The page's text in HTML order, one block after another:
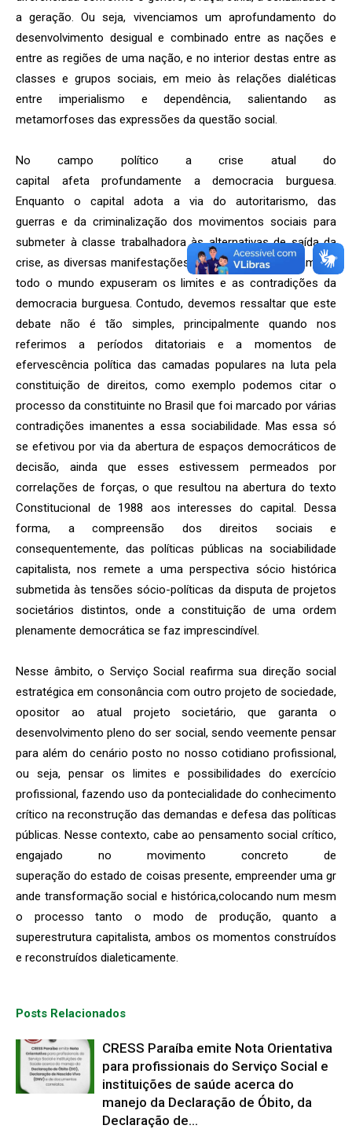
a geração. Ou seja, vivenciamos um aprofundamento do
desenvolvimento desigual e combinado entre as nações e
entre as regiões de uma nação, e no interior destas entre as
classes e grupos sociais, em meio às relações dialéticas
entre imperialismo e dependência, salientando as
metamorfoses das expressões da questão social.
No campo político a crise atual do
capital afeta profundamente a democracia burguesa.
Enquanto o capital adota a via do autoritarismo, das
guerras e da criminalização dos movimentos sociais para
submeter à classe trabalhadora às alternativas de saída da
crise, as diversas manifestações populares que surgiram em
todo o mundo expuseram os limites e as contradições da
democracia burguesa. Contudo, devemos ressaltar que este
debate não é tão simples, principalmente quando nos
referimos a períodos ditatoriais e a momentos de
efervescência política das camadas populares na luta pela
constituição de direitos, como exemplo podemos citar o
processo da constituinte no Brasil que foi marcado por várias
contradições imanentes a essa sociabilidade. Mas essa só
se efetivou por via da abertura de espaços democráticos de
decisão, ainda que esses estivessem permeados por
correlações de forças, o que resultou na abertura do texto
Constitucional de 1988 aos interesses do capital. Dessa
forma, a compreensão dos direitos sociais e
consequentemente, das políticas públicas na sociabilidade
capitalista, nos remete a uma perspectiva sócio histórica
submetida às tensões sócio-políticas da disputa de projetos
societários distintos, onde a constituição de uma ordem
plenamente democrática se faz imprescindível.
Nesse âmbito, o Serviço Social reafirma sua direção social
estratégica em consonância com outro projeto de sociedade,
opositor ao atual projeto societário, que garanta o
desenvolvimento pleno do ser social, sendo veemente pensar
para além do cenário posto no nosso cotidiano profissional,
ou seja, pensar os limites e possibilidades do exercício
profissional, fazendo uso da pontecialidade do conhecimento
crítico na reconstrução das demandas e defesa das políticas
públicas. Nesse contexto, cabe ao pensamento social crítico,
engajado no movimento concreto de
superação do estado de coisas presente, empreender uma gr
ande transformação social e histórica,colocando num mesm
o processo tanto o modo de produção, quanto a
superestrutura capitalista, ambos os momentos construídos
e reconstruídos dialeticamente.
Posts Relacionados
CRESS Paraíba emite Nota Orientativa
para profissionais do Serviço Social e
instituições de saúde acerca do
manejo da Declaração de Óbito, da
Declaração de...